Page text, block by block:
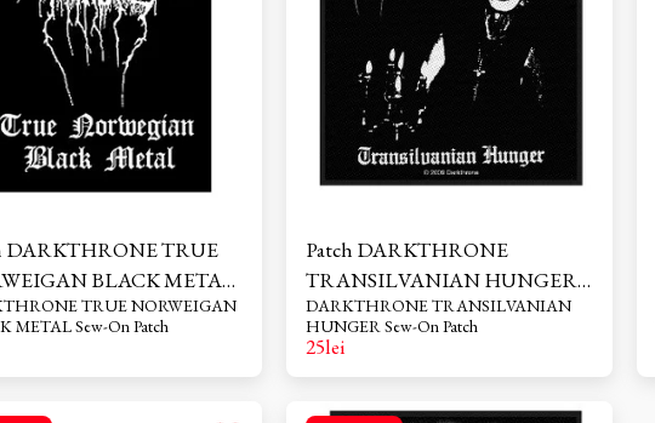
distinctiv, disponibil exclusiv pe Shop Gothic
TRUE
BLACK METAL
Gothic Rock
TRUE NORWEIGAN
BLACK METAL Sew-On Patch
Patch DARKTHRONE
TRANSILVANIAN HUNGER-
Shop Gothic Rock
DARKTHRONE TRANSILVANIAN
HUNGER Sew-On Patch
25lei